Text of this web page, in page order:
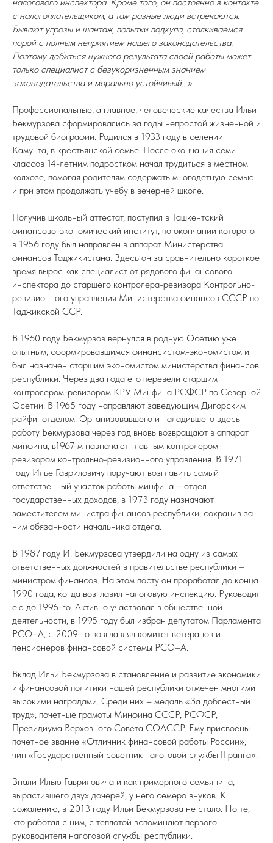
с налогоплательщиком, а там разные люди встречаются.
Бывают угрозы и шантаж, попытки подкупа, сталкиваемся
порой с полным неприятием нашего законодательства.
Поэтому добиться нужного результата своей работы может
только специалист с безукоризненным знанием
законодательства и морально устойчивый...»
Профессиональные, а главное, человеческие качества Ильи
Бекмурзова сформировались за годы непростой жизненной и
трудовой биографии. Родился в 1933 году в селении
Камунта, в крестьянской семье. После окончания семи
классов 14-летним подростком начал трудиться в местном
колхозе, помогая родителям содержать многодетную семью
и при этом продолжать учебу в вечерней школе.
Получив школьный аттестат, поступил в Ташкентский
финансово-экономический институт, по окончании которого
в 1956 году был направлен в аппарат Министерства
финансов Таджикистана. Здесь он за сравнительно короткое
время вырос как специалист от рядового финансового
инспектора до старшего контролера-ревизора Контрольно-
ревизионного управления Министерства финансов СССР по
Таджикской ССР.
В 1960 году Бекмурзов вернулся в родную Осетию уже
опытным, сформировавшимся финансистом-экономистом и
был назначен старшим экономистом министерства финансов
республики. Через два года его перевели старшим
контролером-ревизором КРУ Минфина РСФСР по Северной
Осетии. В 1965 году направляют заведующим Дигорским
райфинотделом. Организовавшего и наладившего здесь
работу Бекмурзова через год вновь возвращают в аппарат
минфина, в1967-м назначают главным контролером-
ревизором контрольно-ревизионного управления. В 1971
году Илье Гавриловичу поручают возглавить самый
ответственный участок работы минфина – отдел
государственных доходов, в 1973 году назначают
заместителем министра финансов республики, сохранив за
ним обязанности начальника отдела.
В 1987 году И. Бекмурзова утвердили на одну из самых
ответственных должностей в правительстве республики –
министром финансов. На этом посту он проработал до конца
1990 года, когда возглавил налоговую инспекцию. Руководил
ею до 1996-го. Активно участвовал в общественной
деятельности, в 1995 году был избран депутатом Парламента
РСО–А, с 2009-го возглавлял комитет ветеранов и
пенсионеров финансовой системы РСО–А.
Вклад Ильи Бекмурзова в становление и развитие экономики
и финансовой политики нашей республики отмечен многими
высокими наградами. Среди них – медаль «За доблестный
труд», почетные грамоты Минфина СССР, РСФСР,
Президиума Верховного Совета СОАССР. Ему присвоены
почетное звание «Отличник финансовой работы России»,
чин «Государственный советник налоговой службы II ранга».
Знали Илью Гавриловича и как примерного семьянина,
вырастившего двух дочерей, у него семеро внуков. К
сожалению, в 2013 году Ильи Бекмурзова не стало. Но те,
кто работал с ним, с теплотой вспоминают первого
руководителя налоговой службы республики.